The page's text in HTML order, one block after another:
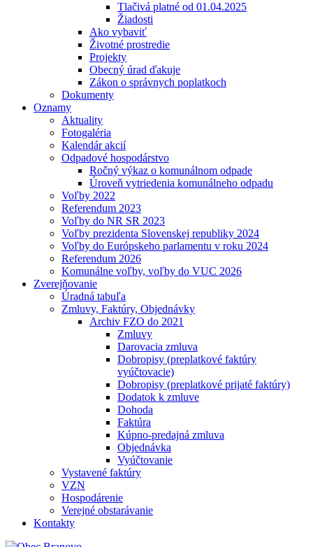
Tlačivá platné od 01.04.2025
Žiadosti
Ako vybaviť
Životné prostredie
Projekty
Obecný úrad ďakuje
Zákon o správnych poplatkoch
Dokumenty
Oznamy
Aktuality
Fotogaléria
Kalendár akcií
Odpadové hospodárstvo
Ročný výkaz o komunálnom odpade
Úroveň vytriedenia komunálneho odpadu
Voľby 2022
Referendum 2023
Voľby do NR SR 2023
Voľby prezidenta Slovenskej republiky 2024
Voľby do Európskeho parlamentu v roku 2024
Referendum 2026
Komunálne voľby, voľby do VUC 2026
Zverejňovanie
Úradná tabuľa
Zmluvy, Faktúry, Objednávky
Archiv FZO do 2021
Zmluvy
Darovacia zmluva
Dobropisy (preplatkové faktúry
vyúčtovacie)
Dobropisy (preplatkové prijaté faktúry)
Dodatok k zmluve
Dohoda
Faktúra
Kúpno-predajná zmluva
Objednávka
Vyúčtovanie
Vystavené faktúry
VZN
Hospodárenie
Verejné obstarávanie
Kontakty